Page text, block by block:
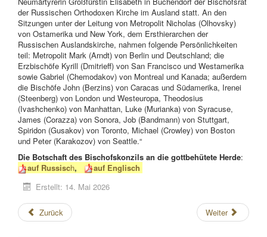
der Russischen Orthodoxen Kirche im Ausland statt. An den
Sitzungen unter der Leitung von Metropolit Nicholas (Olhovsky)
von Ostamerika und New York, dem Ersthierarchen der
Russischen Auslandskirche, nahmen folgende Persönlichkeiten
teil: Metropolit Mark (Arndt) von Berlin und Deutschland; die
Erzbischöfe Kyrill (Dmitrieff) von San Francisco und Westamerika
sowie Gabriel (Chemodakov) von Montreal und Kanada; außerdem
die Bischöfe John (Berzins) von Caracas und Südamerika, Irenei
(Steenberg) von London und Westeuropa, Theodosius
(Ivashchenko) von Manhattan, Luke (Murianka) von Syracuse,
James (Corazza) von Sonora, Job (Bandmann) von Stuttgart,
Spiridon (Gusakov) von Toronto, Michael (Crowley) von Boston
und Peter (Karakozov) von Seattle.“
Die Botschaft des Bischofskonzils an die gottbehütete Herde:
auf Russisch,
auf Englisch
Erstellt: 14. Mai 2026
Zurück Weiter